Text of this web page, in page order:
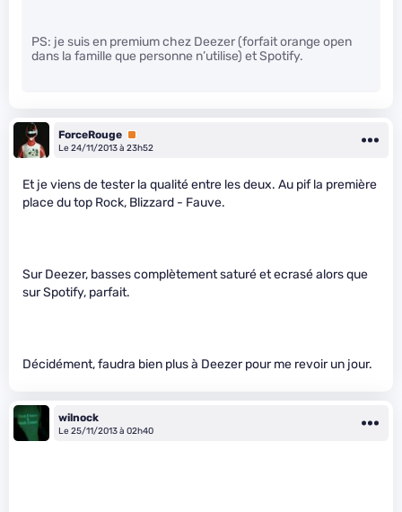
PS: je suis en premium chez Deezer (forfait orange open
dans la famille que personne n’utilise) et Spotify.
ForceRouge Premium
Le 24/11/2013 à 23h52
Et je viens de tester la qualité entre les deux. Au pif la première
place du top Rock, Blizzard - Fauve.
Sur Deezer, basses complètement saturé et ecrasé alors que
sur Spotify, parfait.
Décidément, faudra bien plus à Deezer pour me revoir un jour.
wilnock
Le 25/11/2013 à 02h40